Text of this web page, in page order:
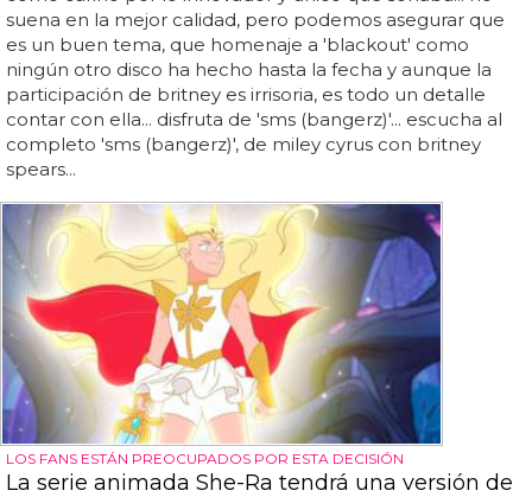
suena en la mejor calidad, pero podemos asegurar que
es un buen tema, que homenaje a 'blackout' como
ningún otro disco ha hecho hasta la fecha y aunque la
participación de britney es irrisoria, es todo un detalle
contar con ella... disfruta de 'sms (bangerz)'... escucha al
completo 'sms (bangerz)', de miley cyrus con britney
spears...
LOS FANS ESTÁN PREOCUPADOS POR ESTA DECISIÓN
La serie animada She-Ra tendrá una versión de